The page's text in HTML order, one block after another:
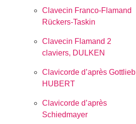
Clavecin Franco-Flamand
Rückers-Taskin
Clavecin Flamand 2
claviers, DULKEN
Clavicorde d’après Gottlieb
HUBERT
Clavicorde d’après
Schiedmayer